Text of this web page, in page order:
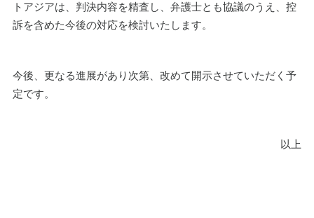
トアジアは、判決内容を精査し、弁護士とも協議のうえ、控
訴を含めた今後の対応を検討いたします。
今後、更なる進展があり次第、改めて開示させていただく予
定です。
以上